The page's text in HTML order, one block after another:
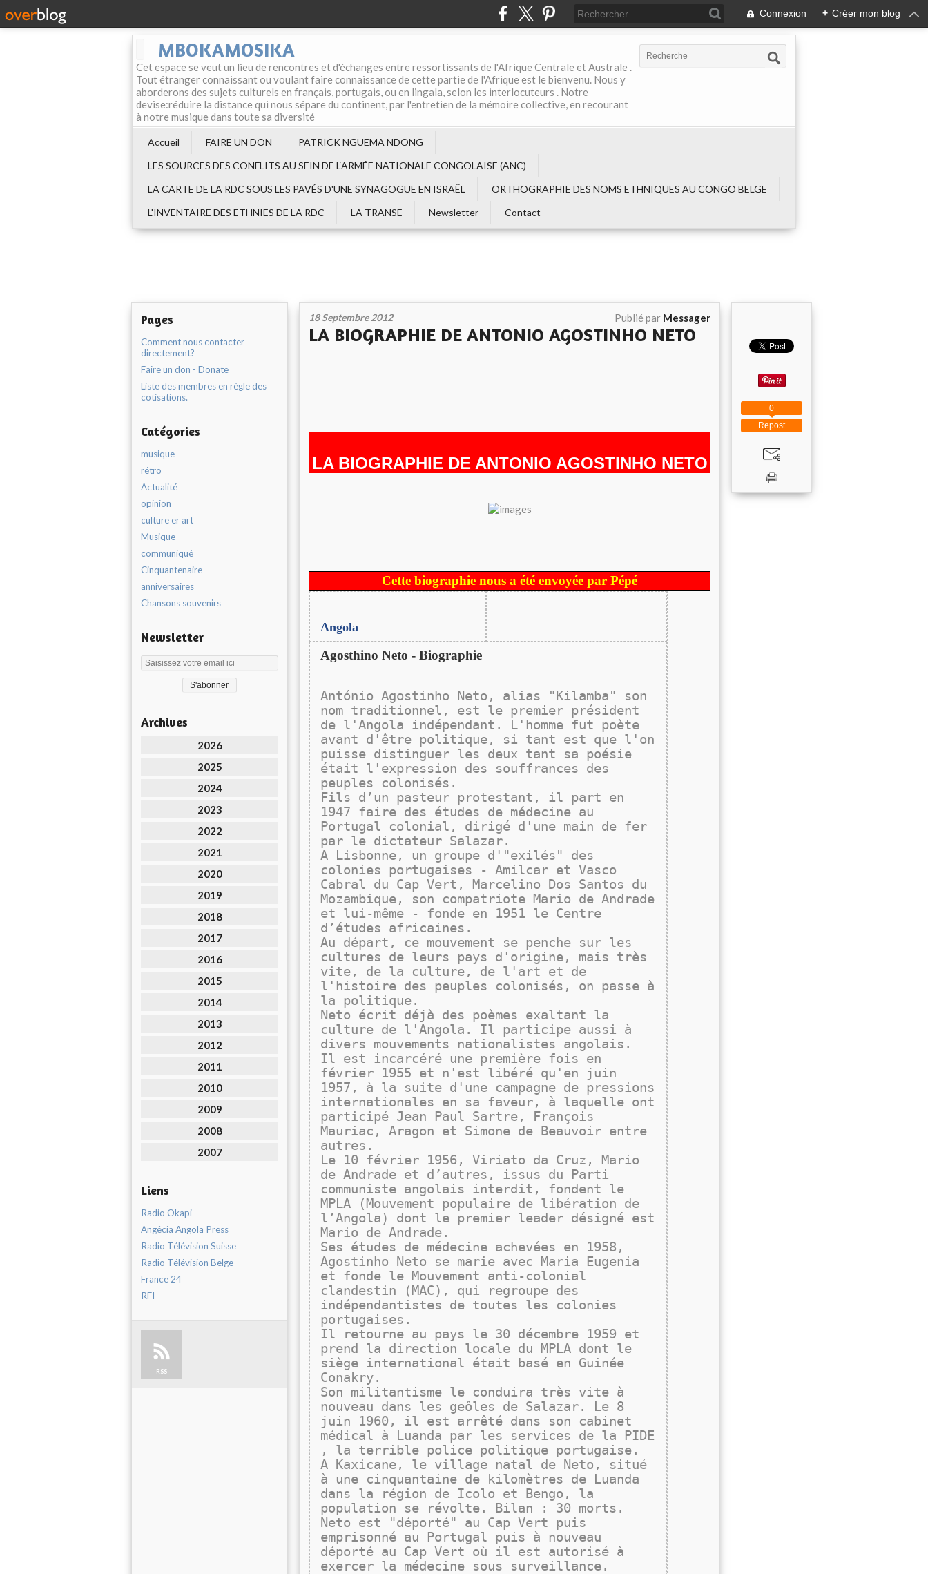
Connexion + Créer mon blog
MBOKAMOSIKA
Cet espace se veut un lieu de rencontres et d'échanges entre ressortissants de l'Afrique Centrale et Australe .
Tout étranger connaissant ou voulant faire connaissance de cette partie de l'Afrique est le bienvenu. Nous y
aborderons des sujets culturels en français, portugais, ou en lingala, selon les interlocuteurs . Notre
devise:réduire la distance qui nous sépare du continent, par l'entretien de la mémoire collective, en recourant
à notre musique dans toute sa diversité
Accueil FAIRE UN DON
PATRICK NGUEMA NDONG
LES SOURCES DES CONFLITS AU SEIN DE L‘ARMÉE NATIONALE CONGOLAISE (ANC)
LA CARTE DE LA RDC SOUS LES PAVÉS D'UNE SYNAGOGUE EN ISRAËL
ORTHOGRAPHIE DES NOMS ETHNIQUES AU CONGO BELGE
L'INVENTAIRE DES ETHNIES DE LA RDC
LA TRANSE Newsletter Contact
Pages
Comment nous contacter
directement?
Faire un don - Donate
Liste des membres en règle des
cotisations.
Catégories
musique
rétro
Actualité
opinion
culture er art
Musique
communiqué
Cinquantenaire
anniversaires
Chansons souvenirs
Newsletter
Archives
2026
2025
2024
2023
2022
2021
2020
2019
2018
2017
2016
2015
2014
2013
2012
2011
2010
2009
2008
2007
Liens
Radio Okapi
Angêcia Angola Press
Radio Télévision Suisse
Radio Télévision Belge
France 24
RFI
RSS
18 Septembre 2012 Publié par Messager
LA BIOGRAPHIE DE ANTONIO AGOSTINHO NETO
LA BIOGRAPHIE DE ANTONIO AGOSTINHO NETO
Cette biographie nous a été envoyée par Pépé
Angola
Agosthino Neto - Biographie
António Agostinho Neto, alias "Kilamba" son
nom traditionnel, est le premier président
de l'Angola indépendant. L'homme fut poète
avant d'être politique, si tant est que l'on
puisse distinguer les deux tant sa poésie
était l'expression des souffrances des
peuples colonisés.
Fils d’un pasteur protestant, il part en
1947 faire des études de médecine au
Portugal colonial, dirigé d'une main de fer
par le dictateur Salazar.
A Lisbonne, un groupe d'"exilés" des
colonies portugaises - Amilcar et Vasco
Cabral du Cap Vert, Marcelino Dos Santos du
Mozambique, son compatriote Mario de Andrade
et lui-même - fonde en 1951 le Centre
d’études africaines.
Au départ, ce mouvement se penche sur les
cultures de leurs pays d'origine, mais très
vite, de la culture, de l'art et de
l'histoire des peuples colonisés, on passe à
la politique.
Neto écrit déjà des poèmes exaltant la
culture de l'Angola. Il participe aussi à
divers mouvements nationalistes angolais.
Il est incarcéré une première fois en
février 1955 et n'est libéré qu'en juin
1957, à la suite d'une campagne de pressions
internationales en sa faveur, à laquelle ont
participé Jean Paul Sartre, François
Mauriac, Aragon et Simone de Beauvoir entre
autres.
Le 10 février 1956, Viriato da Cruz, Mario
de Andrade et d’autres, issus du Parti
communiste angolais interdit, fondent le
MPLA (Mouvement populaire de libération de
l’Angola) dont le premier leader désigné est
Mario de Andrade.
Ses études de médecine achevées en 1958,
Agostinho Neto se marie avec Maria Eugenia
et fonde le Mouvement anti-colonial
clandestin (MAC), qui regroupe des
indépendantistes de toutes les colonies
portugaises.
Il retourne au pays le 30 décembre 1959 et
prend la direction locale du MPLA dont le
siège international était basé en Guinée
Conakry.
Son militantisme le conduira très vite à
nouveau dans les geôles de Salazar. Le 8
juin 1960, il est arrêté dans son cabinet
médical à Luanda par les services de la PIDE
, la terrible police politique portugaise.
A Kaxicane, le village natal de Neto, situé
à une cinquantaine de kilomètres de Luanda
dans la région de Icolo et Bengo, la
population se révolte. Bilan : 30 morts.
Neto est "déporté" au Cap Vert puis
emprisonné au Portugal puis à nouveau
déporté au Cap Vert où il est autorisé à
exercer la médecine sous surveillance.
Repost
0